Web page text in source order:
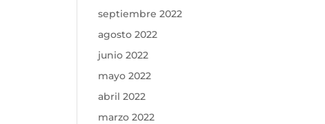
septiembre 2022
agosto 2022
junio 2022
mayo 2022
abril 2022
marzo 2022